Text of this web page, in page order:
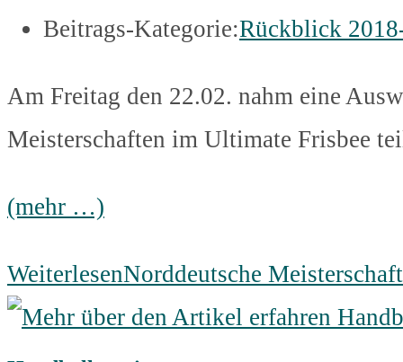
Beitrags-Kategorie:Rückblick
Am Freitag den 22.02. nahm eine
Meisterschaften im Ultimate Frisbee
(mehr …)
WeiterlesenNorddeutsche